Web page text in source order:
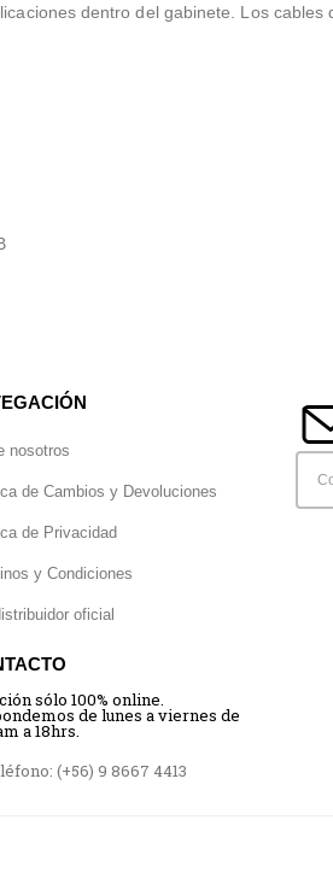
dentro del gabinete. Los
nosotros
de Cambios y Devoluciones
de Privacidad
y Condiciones
oficial
sólo 100% online.
de lunes a viernes de
a 18hrs.
(+56) 9 8667 4413